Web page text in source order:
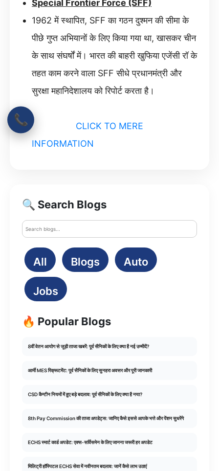
Special Frontier Force (SFF)
1962 में स्थापित, SFF का गठन दुश्मन की सीमा के
पीछे गुप्त अभियानों के लिए किया गया था, खासकर चीन
के साथ संघर्षों में। भारत की बाहरी खुफिया एजेंसी रॉ के
तहत काम करने वाला SFF सीधे प्रधानमंत्री और
सुरक्षा महानिदेशालय को रिपोर्ट करता है।
CLICK TO MERE
INFORMATION
🔍 Search Blogs
All Blogs Auto
Jobs
🔥 Popular Blogs
8वीं वेतन आयोग से जुड़ी ताजा खबरें: पूर्व सैनिकों के लिए क्या है नई उम्मीदें?
आर्मी MES रिक्रूटमेंट: पूर्व सैनिकों के लिए सुनहरा अवसर और पूरी जानकारी
CSD कैन्टीन नियमों में हुए बड़े बदलाव: पूर्व सैनिकों के लिए क्या है नया?
8th Pay Commission की ताजा अपडेट्स: जानिए कैसे इससे आपके भत्ते और पेंशन सुधरेंगे
ECHS स्मार्ट कार्ड अपडेट: एक्स-सर्विसमेन के लिए जानना जरूरी हर अपडेट
मिलिट्री हॉस्पिटल ECHS सेवा में नवीनतम बदलाव: जानें कैसे लाभ उठाएं
📞